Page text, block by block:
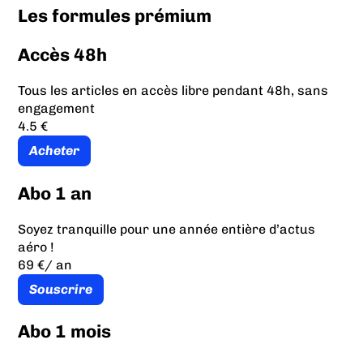
Les formules prémium
Accès 48h
Tous les articles en accès libre pendant 48h, sans
engagement
4.5 €
Acheter
Abo 1 an
Soyez tranquille pour une année entière d’actus
aéro !
69 €/ an
Souscrire
Abo 1 mois